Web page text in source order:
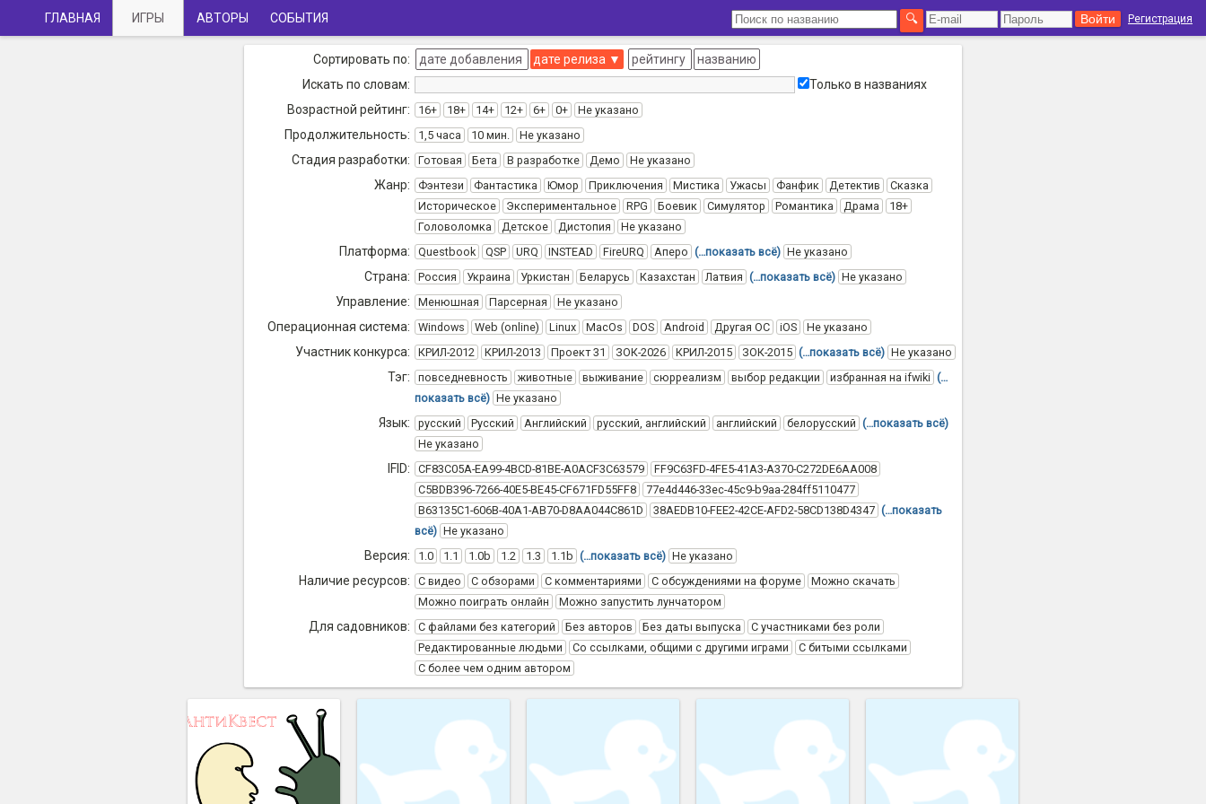
Регистрация
ГЛАВНАЯ ИГРЫ АВТОРЫ СОБЫТИЯ
Сортировать по: дате добавления дате релиза ▼ рейтингу
названию
Искать по словам:
Только в названиях
Возрастной рейтинг:
16+ 18+ 14+ 12+ 6+ 0+ Не указано
Продолжительность: 1,5 часа 10 мин. Не указано
Стадия разработки: Готовая Бета В разработке Демо Не указано
Жанр: Фэнтези Фантастика Юмор Приключения Мистика Ужасы Фанфик Детектив
Сказка
Историческое
Экспериментальное RPG Боевик Симулятор Романтика Драма
18+
Головоломка
Детское Дистопия Не указано
Платформа: Questbook QSP URQ INSTEAD FireURQ Аперо (…показать всё) Не указано
Страна: Россия Украина Уркистан Беларусь Казахстан Латвия (…показать всё) Не указано
Управление: Менюшная Парсерная Не указано
Операционная система: Windows Web (online) Linux MacOs DOS Android Другая ОС iOS Не указано
Участник конкурса: КРИЛ-2012 КРИЛ-2013 Проект 31 ЗОК-2026 КРИЛ-2015 ЗОК-2015 (…показать всё) Не указано
Тэг: повседневность животные выживание сюрреализм выбор редакции избранная на ifwiki (…
показать всё) Не указано
Язык: русский Русский Английский русский, английский английский белорусский (…показать всё)
Не указано
IFID: CF83C05A-EA99-4BCD-81BE-A0ACF3C63579
FF9C63FD-4FE5-41A3-A370-C272DE6AA008
C5BDB396-7266-40E5-BE45-CF671FD55FF8
77e4d446-33ec-45c9-b9aa-284ff5110477
B63135C1-606B-40A1-AB70-D8AA044C861D
38AEDB10-FEE2-42CE-AFD2-58CD138D4347 (…показать
всё) Не указано
Версия: 1.0 1.1 1.0b 1.2 1.3 1.1b (…показать всё) Не указано
Наличие ресурсов: С видео С обзорами С комментариями С обсуждениями на форуме
Можно скачать
Можно поиграть онлайн
Можно запустить лунчатором
Для садовников: С файлами без категорий Без авторов Без даты выпуска
С участниками без роли
Редактированные людьми
Со ссылками, общими с другими играми
С битыми ссылками
С более чем одним автором